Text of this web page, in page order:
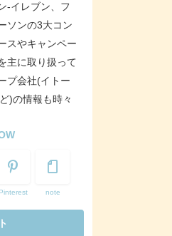
-イレブン、フ
ソンの3大コン
スやキャンペー
主に取り扱って
プ会社(イトー
)の情報も時々
Pinterest note